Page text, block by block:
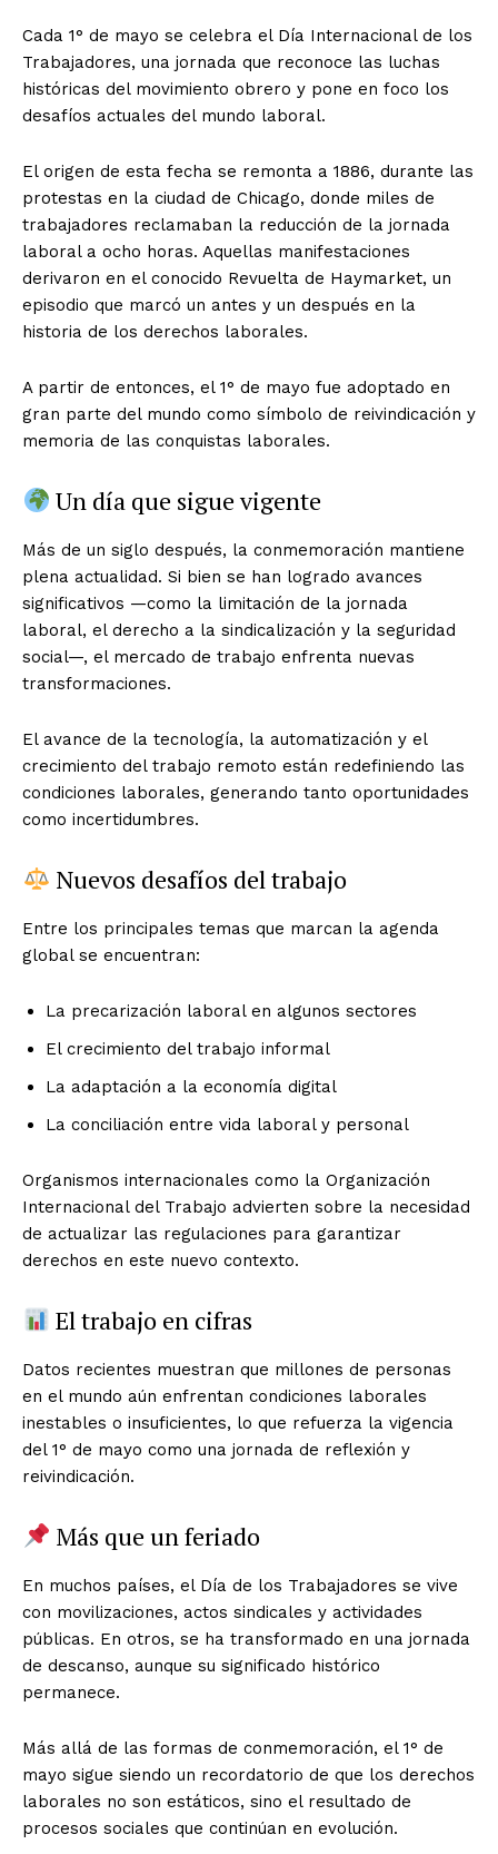
Cada 1° de mayo se celebra el Día Internacional de los
Trabajadores, una jornada que reconoce las luchas
históricas del movimiento obrero y pone en foco los
desafíos actuales del mundo laboral.
El origen de esta fecha se remonta a 1886, durante las
protestas en la ciudad de Chicago, donde miles de
trabajadores reclamaban la reducción de la jornada
laboral a ocho horas. Aquellas manifestaciones
derivaron en el conocido Revuelta de Haymarket, un
episodio que marcó un antes y un después en la
historia de los derechos laborales.
A partir de entonces, el 1° de mayo fue adoptado en
gran parte del mundo como símbolo de reivindicación y
memoria de las conquistas laborales.
Un día que sigue vigente
Más de un siglo después, la conmemoración mantiene
plena actualidad. Si bien se han logrado avances
significativos —como la limitación de la jornada
laboral, el derecho a la sindicalización y la seguridad
social—, el mercado de trabajo enfrenta nuevas
transformaciones.
El avance de la tecnología, la automatización y el
crecimiento del trabajo remoto están redefiniendo las
condiciones laborales, generando tanto oportunidades
como incertidumbres.
Nuevos desafíos del trabajo
Entre los principales temas que marcan la agenda
global se encuentran:
La precarización laboral en algunos sectores
El crecimiento del trabajo informal
La adaptación a la economía digital
La conciliación entre vida laboral y personal
Organismos internacionales como la Organización
Internacional del Trabajo advierten sobre la necesidad
de actualizar las regulaciones para garantizar
derechos en este nuevo contexto.
El trabajo en cifras
Datos recientes muestran que millones de personas
en el mundo aún enfrentan condiciones laborales
inestables o insuficientes, lo que refuerza la vigencia
del 1° de mayo como una jornada de reflexión y
reivindicación.
Más que un feriado
En muchos países, el Día de los Trabajadores se vive
con movilizaciones, actos sindicales y actividades
públicas. En otros, se ha transformado en una jornada
de descanso, aunque su significado histórico
permanece.
Más allá de las formas de conmemoración, el 1° de
mayo sigue siendo un recordatorio de que los derechos
laborales no son estáticos, sino el resultado de
procesos sociales que continúan en evolución.